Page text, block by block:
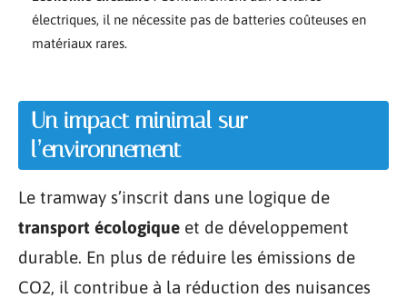
électriques, il ne nécessite pas de batteries coûteuses en
matériaux rares.
Un impact minimal sur
l’environnement
Le tramway s’inscrit dans une logique de
transport écologique et de développement
durable. En plus de réduire les émissions de
CO2, il contribue à la réduction des nuisances